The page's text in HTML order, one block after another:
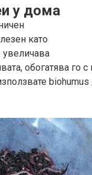
у дома
като
обогатява го